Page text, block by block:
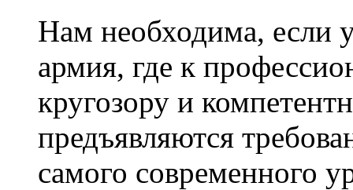
Нам необходима, если
армия, где к
кругозору и
предъявляются
самого современного